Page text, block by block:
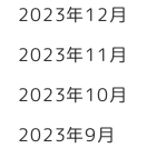
2023年12月
2023年11月
2023年10月
2023年9月